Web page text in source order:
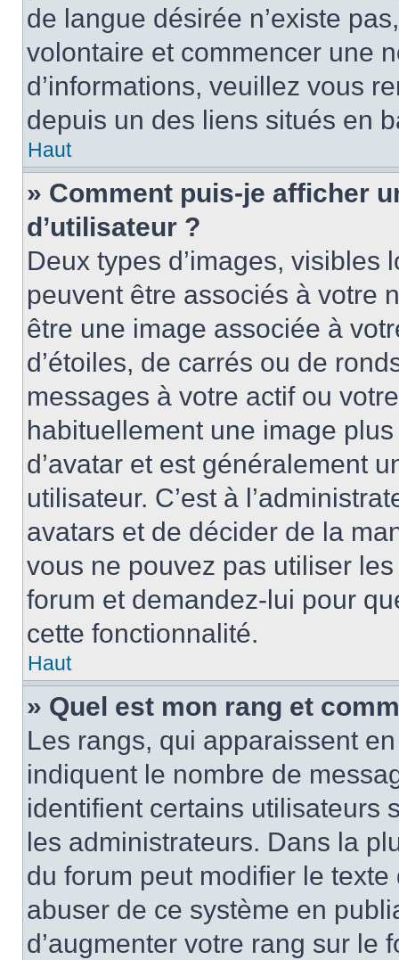
de langue désirée n’existe
volontaire et commencer une
d’informations, veuillez vous
depuis un des liens situés en
Haut
» Comment puis-je afficher
d’utilisateur ?
Deux types d’images,
peuvent être associés à votre
être une image associée à
d’étoiles, de carrés ou de
messages à votre actif ou
habituellement une image
d’avatar et est généralement
utilisateur. C’est à
avatars et de décider de la
vous ne pouvez pas utiliser
forum et demandez-lui pour
cette fonctionnalité.
Haut
» Quel est mon rang et
Les rangs, qui apparaissent
indiquent le nombre de
identifient certains utilisateurs
les administrateurs. Dans la
du forum peut modifier le
abuser de ce système en
d’augmenter votre rang sur le